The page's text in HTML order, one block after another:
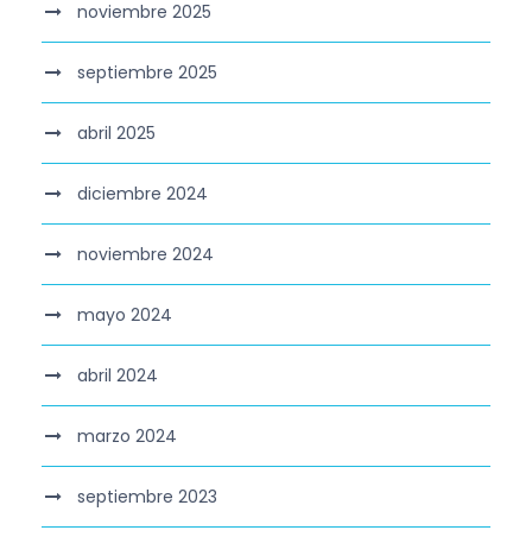
noviembre 2025
septiembre 2025
abril 2025
diciembre 2024
noviembre 2024
mayo 2024
abril 2024
marzo 2024
septiembre 2023